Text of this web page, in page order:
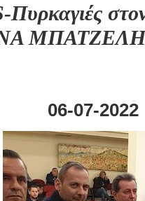
ΜΠΑΤΖΕΛΗ
06-07-2022